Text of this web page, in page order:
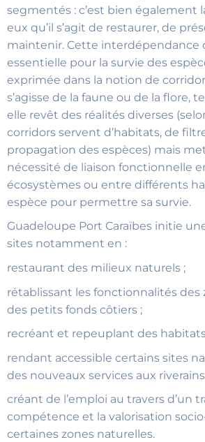
segmentés : c’est bien également
eux qu’il s’agit de restaurer, de
maintenir. Cette interdépendance
essentielle pour la survie des
exprimée dans la notion de
s’agisse de la faune ou de la flore,
elle revêt des réalités diverses
corridors servent d’habitats, de
propagation des espèces) mais
nécessité de liaison fonctionnelle
écosystèmes ou entre différents
espèce pour permettre sa survie.
Guadeloupe Port Caraïbes initie
sites notamment en :
restaurant des milieux naturels ;
rétablissant les fonctionnalités des
des petits fonds côtiers ;
recréant et repeuplant des
rendant accessible certains sites
des nouveaux services aux
créant de l’emploi au travers d’un
compétence et la valorisation
certaines zones naturelles.